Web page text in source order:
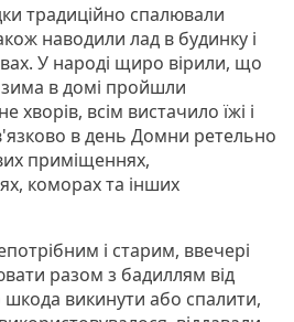
традиційно спалювали
наводили лад в будинку і
У народі щиро вірили, що
зима в домі пройшли
хворів, всім вистачило їжі і
в день Домни ретельно
приміщеннях,
коморах та інших
і старим, ввечері
разом з бадиллям від
шкода викинути або спалити,